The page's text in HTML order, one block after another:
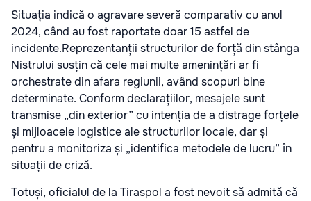
Situația indică o agravare severă comparativ cu anul
2024, când au fost raportate doar 15 astfel de
incidente.Reprezentanții structurilor de forță din stânga
Nistrului susțin că cele mai multe amenințări ar fi
orchestrate din afara regiunii, având scopuri bine
determinate. Conform declarațiilor, mesajele sunt
transmise „din exterior” cu intenția de a distrage forțele
și mijloacele logistice ale structurilor locale, dar și
pentru a monitoriza și „identifica metodele de lucru” în
situații de criză.
Totuși, oficialul de la Tiraspol a fost nevoit să admită că